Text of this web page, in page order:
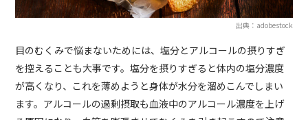
出典：adobestock
目のむくみで悩まないためには、塩分とアルコールの摂りすぎ
を控えることも大事です。塩分を摂りすぎると体内の塩分濃度
が高くなり、これを薄めようと身体が水分を溜めこんでしまい
ます。アルコールの過剰摂取も血液中のアルコール濃度を上げ